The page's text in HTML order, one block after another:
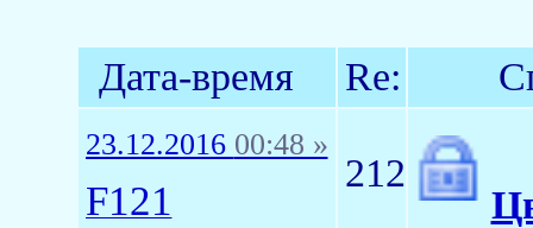
Дата-время Re:
23.12.2016 00:48 »
F121
212